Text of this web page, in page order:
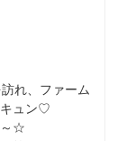
れ、ファーム
キュン♡
～☆